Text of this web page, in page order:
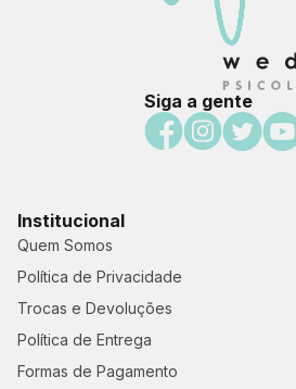
Siga a gente
Institucional
Quem Somos
Política de Privacidade
Trocas e Devoluções
Política de Entrega
Formas de Pagamento